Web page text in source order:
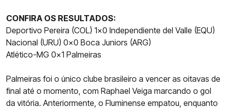
CONFIRA OS RESULTADOS:
Deportivo Pereira (COL) 1×0 Independiente del Valle (EQU)
Nacional (URU) 0x0 Boca Juniors (ARG)
Atlético-MG 0x1 Palmeiras
Palmeiras foi o único clube brasileiro a vencer as oitavas de
final até o momento, com Raphael Veiga marcando o gol
da vitória. Anteriormente, o Fluminense empatou, enquanto